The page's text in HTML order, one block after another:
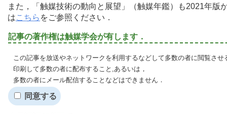
また，「触媒技術の動向と展望」（触媒年鑑）も2021年
はこちら をご参照ください．
記事の著作権は触媒学会が有します．
この記事を放送やネットワークを利用するなどして多数の者に閲覧させ
印刷して多数の者に配布すること,あるいは，
多数の者にメール配信することなどはできません．
同意する